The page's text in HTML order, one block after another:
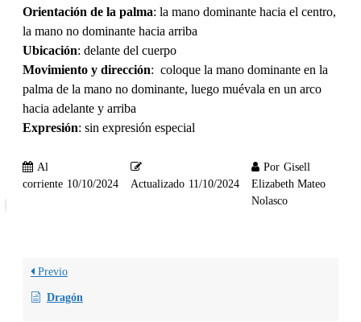
Orientación de la palma: la mano dominante hacia el centro,
la mano no dominante hacia arriba
Ubicación: delante del cuerpo
Movimiento y dirección: coloque la mano dominante en la
palma de la mano no dominante, luego muévala en un arco
hacia adelante y arriba
Expresión: sin expresión especial
Al
corriente 10/10/2024 Actualizado 11/10/2024
Por Gisell
Elizabeth Mateo
Nolasco
Previo
Dragón